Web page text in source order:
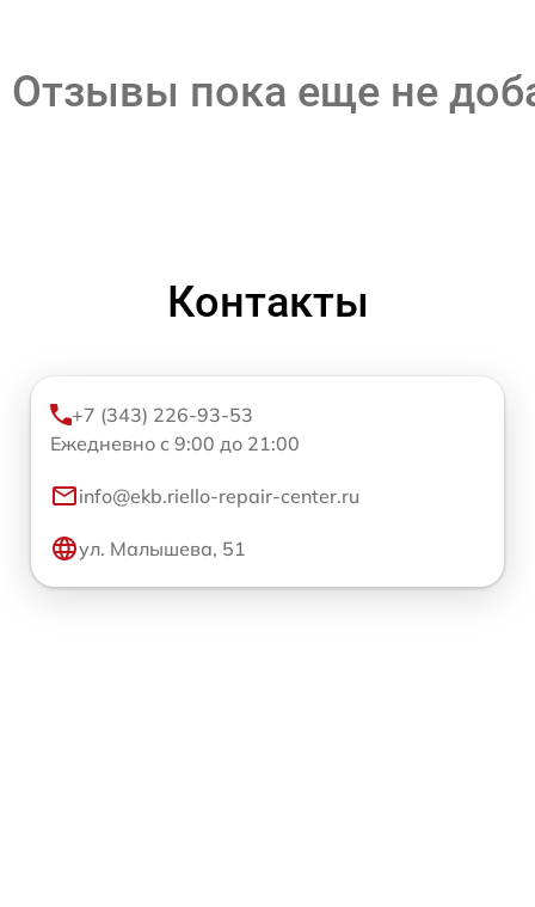
Отзывы пока еще не
Контакты
+7 (343) 226-93-53
Ежедневно с 9:00 до 21:00
info@ekb.riello-repair-center.ru
ул. Малышева, 51